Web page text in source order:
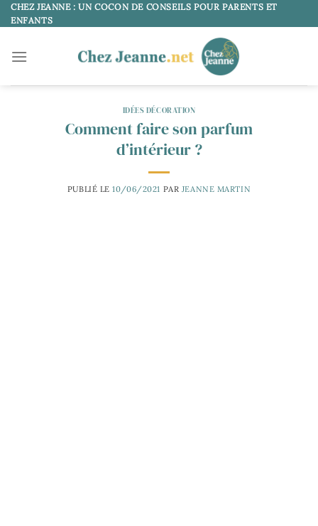
Passer
au
CHEZ JEANNE : UN COCON DE CONSEILS POUR PARENTS ET
ENFANTS
IDÉES DÉCORATION
Comment faire son parfum
d’intérieur ?
PUBLIÉ LE10/06/2021 PAR JEANNE MARTIN